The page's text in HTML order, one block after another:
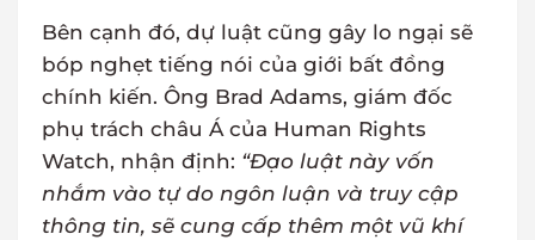
Bên cạnh đó, dự luật cũng gây lo ngại sẽ
bóp nghẹt tiếng nói của giới bất đồng
chính kiến. Ông Brad Adams, giám đốc
phụ trách châu Á của Human Rights
Watch, nhận định: “Đạo luật này vốn
nhắm vào tự do ngôn luận và truy cập
thông tin, sẽ cung cấp thêm một vũ khí